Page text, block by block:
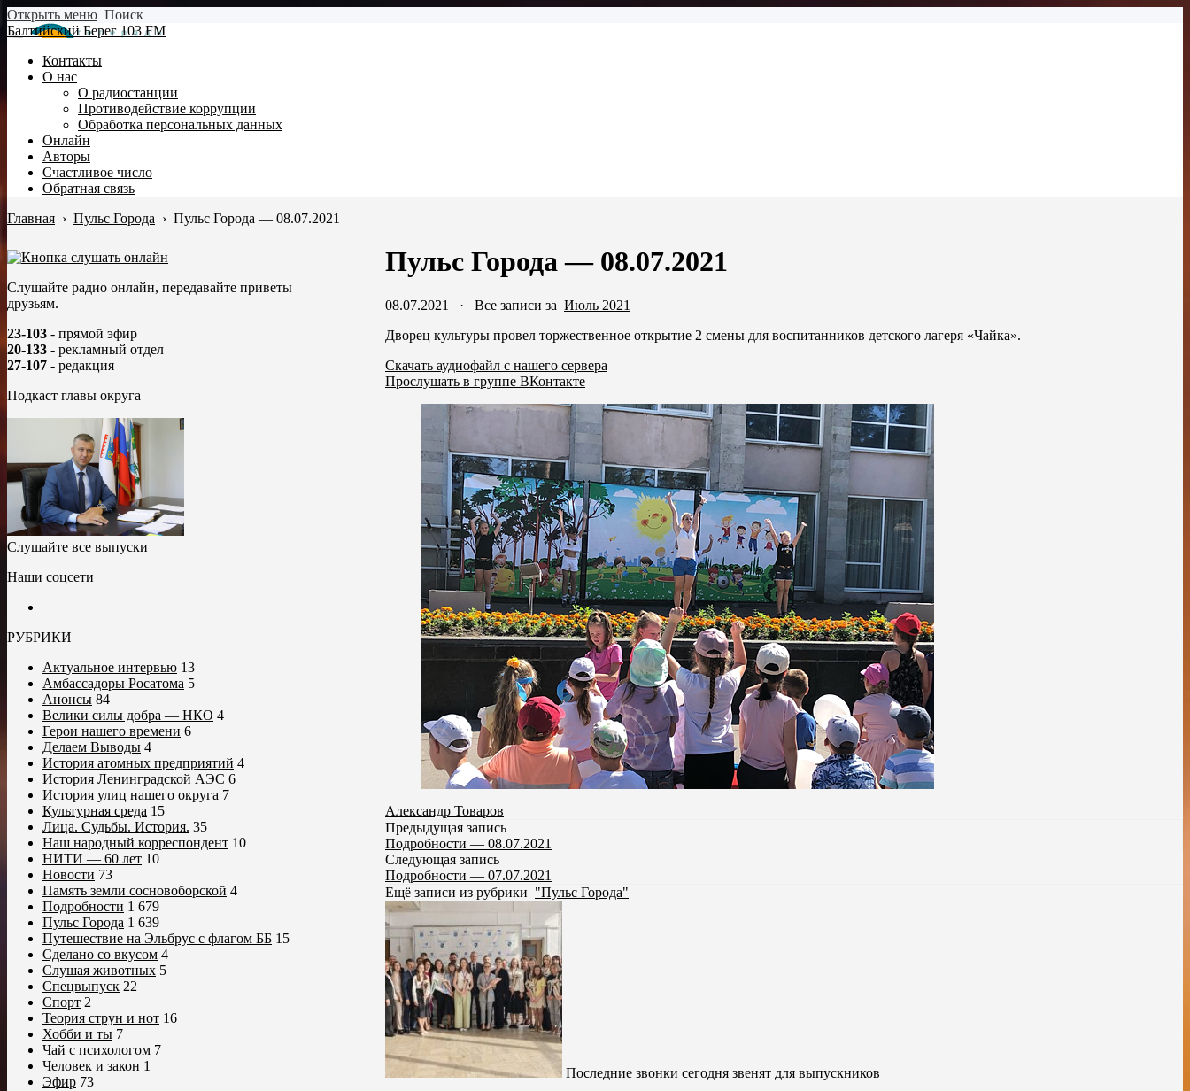
Открыть меню Поиск
Балтийский Берег 103 FM
Контакты
О нас
О радиостанции
Противодействие коррупции
Обработка персональных данных
Онлайн
Авторы
Счастливое число
Обратная связь
Главная › Пульс Города › Пульс Города — 08.07.2021
Пульс Города — 08.07.2021
08.07.2021 · Все записи за Июль 2021
Дворец культуры провел торжественное открытие 2 смены для воспитанников детского лагеря «Чайка».
Скачать аудиофайл с нашего сервера
Прослушать в группе ВКонтакте
Александр Товаров
Предыдущая запись
Подробности — 08.07.2021
Следующая запись
Подробности — 07.07.2021
Ещё записи из рубрики "Пульс Города"
Последние звонки сегодня звенят для выпускников
Слушайте радио онлайн, передавайте приветы
друзьям.
23-103 - прямой эфир
20-133 - рекламный отдел
27-107 - редакция
Подкаст главы округа
Слушайте все выпуски
Наши соцсети
РУБРИКИ
Актуальное интервью 13
Амбассадоры Росатома 5
Анонсы 84
Велики силы добра — НКО 4
Герои нашего времени 6
Делаем Выводы 4
История атомных предприятий 4
История Ленинградской АЭС 6
История улиц нашего округа 7
Культурная среда 15
Лица. Судьбы. История. 35
Наш народный корреспондент 10
НИТИ — 60 лет 10
Новости 73
Память земли сосновоборской 4
Подробности 1 679
Пульс Города 1 639
Путешествие на Эльбрус с флагом ББ 15
Сделано со вкусом 4
Слушая животных 5
Спецвыпуск 22
Спорт 2
Теория струн и нот 16
Хобби и ты 7
Чай с психологом 7
Человек и закон 1
Эфир 73